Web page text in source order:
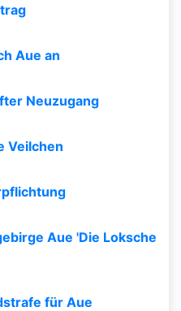
Aue an
Neuzugang
Veilchen
Aue 'Die Loksche
für Aue